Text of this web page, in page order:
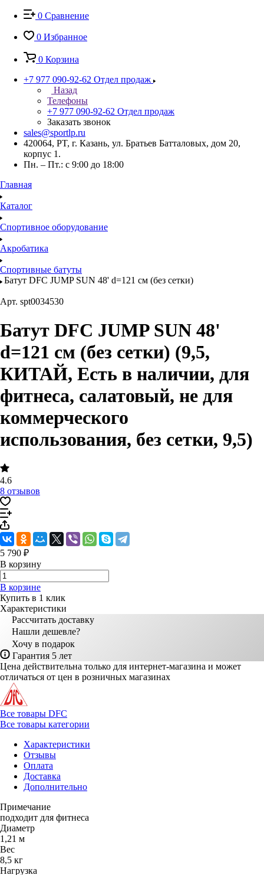
0 Сравнение
0 Избранное
0 Корзина
+7 977 090-92-62 Отдел продаж
Назад
Телефоны
+7 977 090-92-62 Отдел продаж
Заказать звонок
sales@sportlp.ru
420064, PT, г. Казань, ул. Братьев Батталовых, дом 20,
корпус 1.
Пн. – Пт.: с 9:00 до 18:00
Главная
Каталог
Спортивное оборудование
Акробатика
Спортивные батуты
Батут DFC JUMP SUN 48' d=121 см (без сетки)
Арт. spt0034530
Батут DFC JUMP SUN 48'
d=121 см (без сетки) (9,5,
КИТАЙ, Есть в наличии, для
фитнеса, салатовый, не для
коммерческого
использования, без сетки, 9,5)
4.6
8 отзывов
5 790 ₽
В корзину
В корзине
Купить в 1 клик
Характеристики
Рассчитать доставку
Нашли дешевле?
Хочу в подарок
Гарантия 5 лет
Цена действительна только для интернет-магазина и может
отличаться от цен в розничных магазинах
Все товары DFC
Все товары категории
Характеристики
Отзывы
Оплата
Доставка
Дополнительно
Примечание
подходит для фитнеса
Диаметр
1,21 м
Вес
8,5 кг
Нагрузка